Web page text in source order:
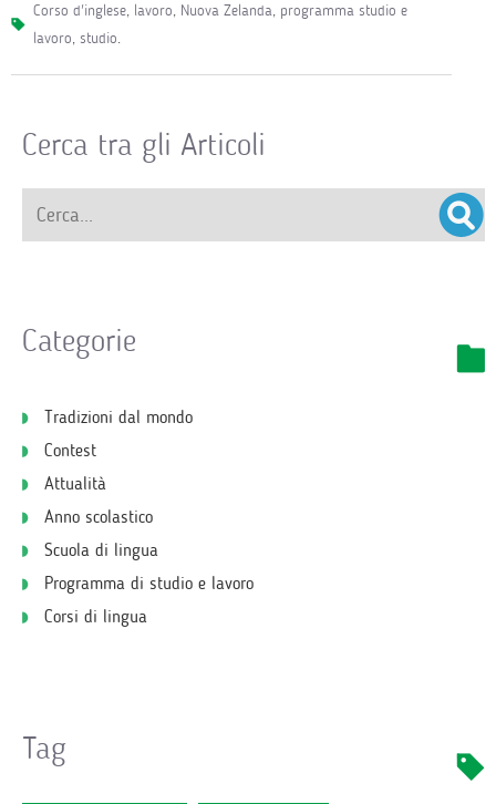
corso d'inglese, lavoro, Nuova Zelanda, programma studio e
lavoro, studio.
Cerca tra gli Articoli
Categorie
Tradizioni dal mondo
Contest
Attualità
Anno scolastico
Scuola di lingua
Programma di studio e lavoro
Corsi di lingua
Tag